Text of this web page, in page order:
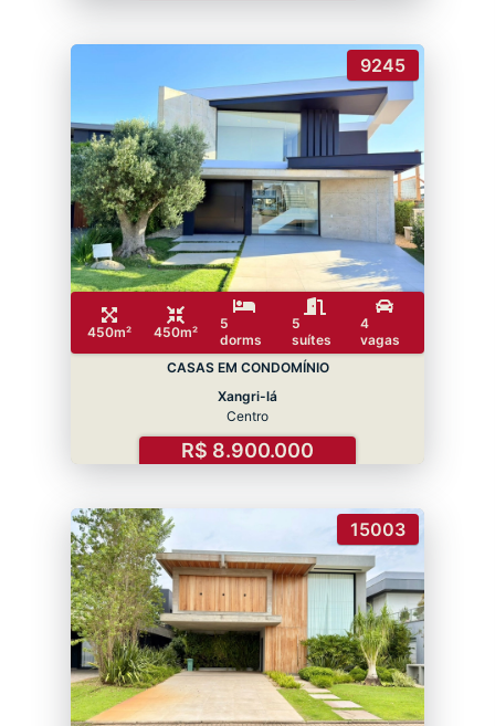
9245
450m² 450m²
5
dorms
5
suítes
4
vagas
CASAS EM CONDOMÍNIO
Xangri-lá
Centro
R$ 8.900.000
15003